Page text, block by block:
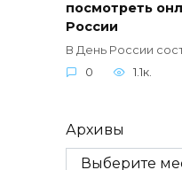
посмотреть
России
В День России
0
1.1к.
Архивы